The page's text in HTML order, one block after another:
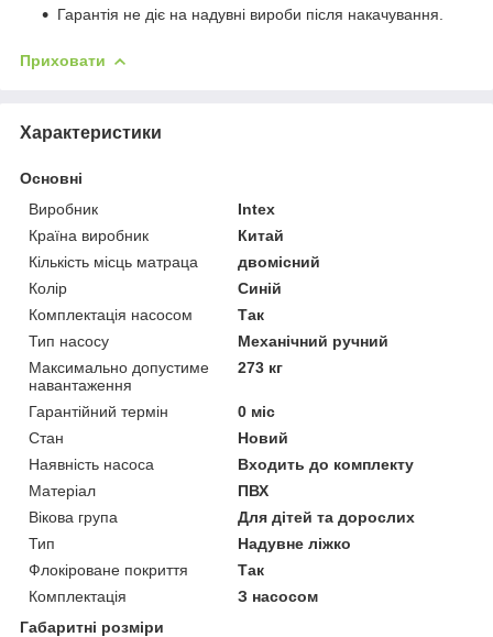
Гарантія не діє на надувні вироби після накачування.
Приховати
Характеристики
Основні
Виробник
Intex
Країна виробник
Китай
Кількість місць матраца
двомісний
Колір
Синій
Комплектація насосом
Так
Тип насосу
Механічний ручний
Максимально допустиме
навантаження
273 кг
Гарантійний термін
0 міс
Стан
Новий
Наявність насоса
Входить до комплекту
Матеріал
ПВХ
Вікова група
Для дітей та дорослих
Тип
Надувне ліжко
Флокіроване покриття
Так
Комплектація
З насосом
Габаритні розміри